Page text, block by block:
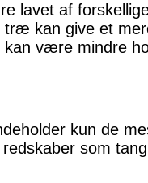
lavet af
træ kan give et
være mindre
kun de
som